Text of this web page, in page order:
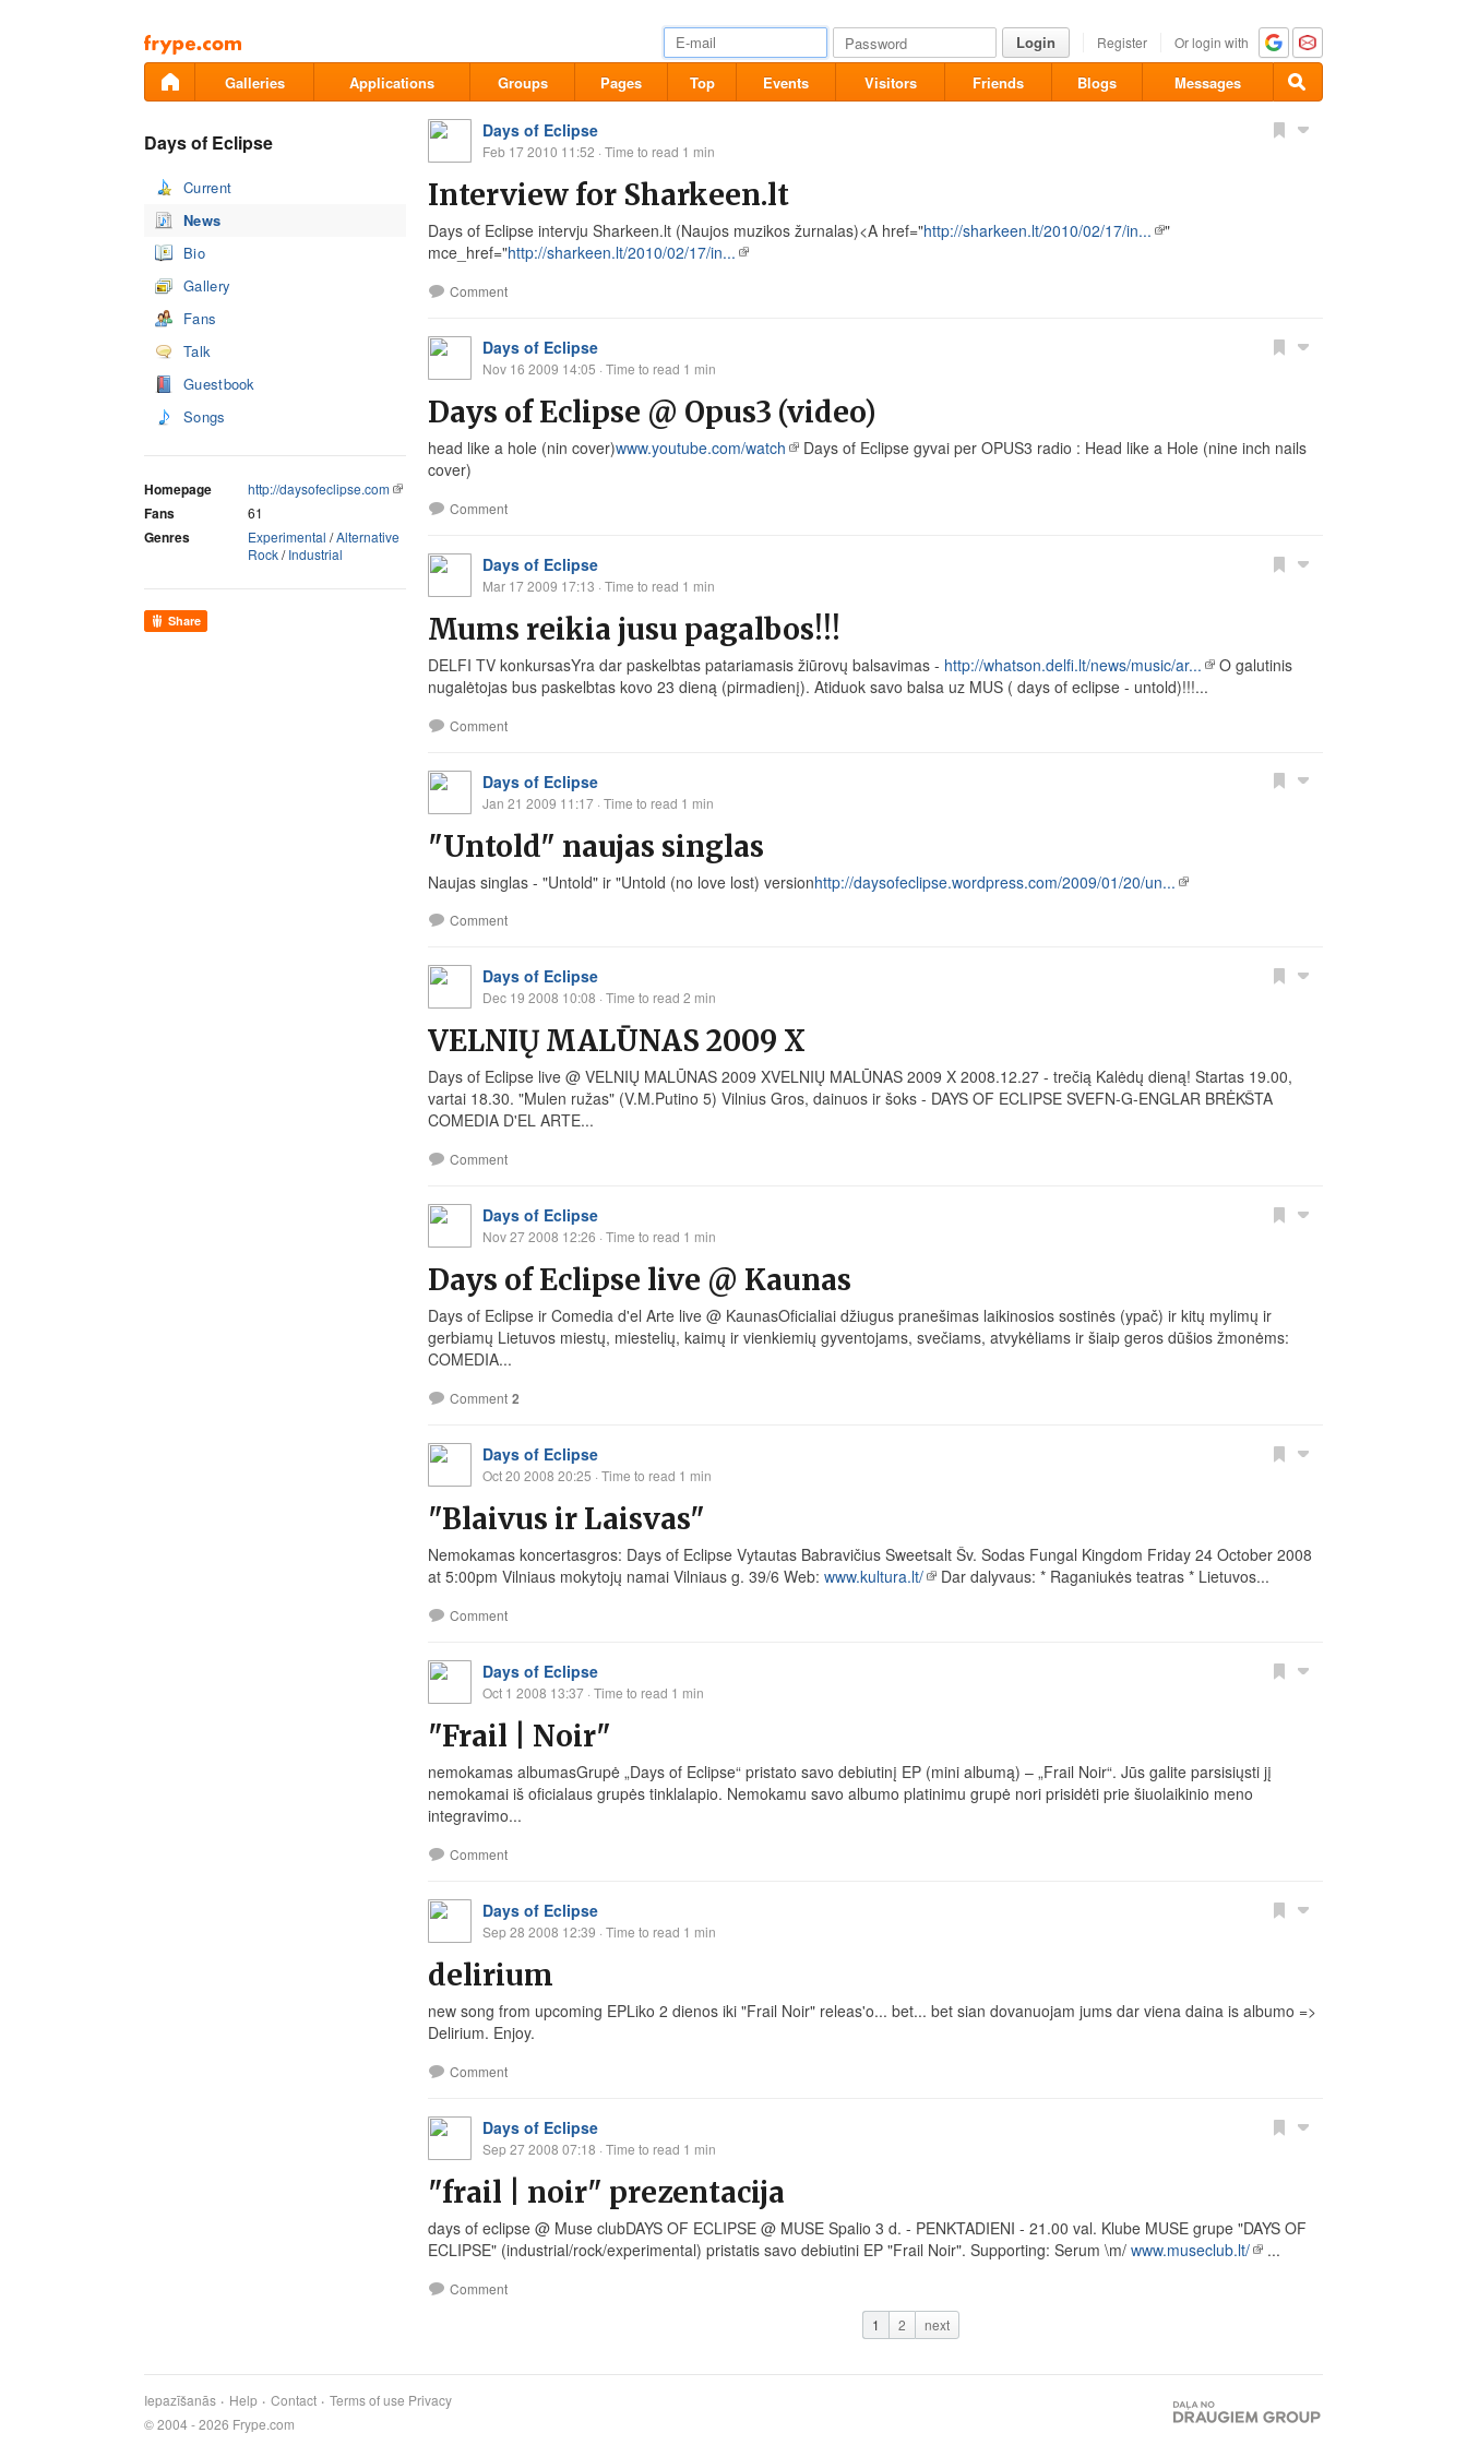
Pāriet
uz
saturu
Login Register Or login with
Galleries Applications Groups Pages Top Events Visitors Friends Blogs Messages
Days of Eclipse
Current
News
Bio
Gallery
Fans
Talk
Guestbook
Songs
Homepage http://daysofeclipse.com
Fans 61
Genres Experimental /Alternative
Rock/Industrial
Share
Days of Eclipse
Feb 17 2010 11:52 · Time to read 1 min
Interview for Sharkeen.lt
Days of Eclipse intervju Sharkeen.lt (Naujos muzikos žurnalas)<A href="http://sharkeen.lt/2010/02/17/in...
"
mce_href="http://sharkeen.lt/2010/02/17/in...
Comment
Days of Eclipse
Nov 16 2009 14:05 · Time to read 1 min
Days of Eclipse @ Opus3 (video)
head like a hole (nin cover)www.youtube.com/watch
Days of Eclipse gyvai per OPUS3 radio : Head like a Hole (nine inch nails
cover)
Comment
Days of Eclipse
Mar 17 2009 17:13 · Time to read 1 min
Mums reikia jusu pagalbos!!!
DELFI TV konkursasYra dar paskelbtas patariamasis žiūrovų balsavimas - http://whatson.delfi.lt/news/music/ar...
O galutinis
nugalėtojas bus paskelbtas kovo 23 dieną (pirmadienį). Atiduok savo balsa uz MUS ( days of eclipse - untold)!!!...
Comment
Days of Eclipse
Jan 21 2009 11:17 · Time to read 1 min
"Untold" naujas singlas
Naujas singlas - "Untold" ir "Untold (no love lost) versionhttp://daysofeclipse.wordpress.com/2009/01/20/un...
Comment
Days of Eclipse
Dec 19 2008 10:08 · Time to read 2 min
VELNIŲ MALŪNAS 2009 X
Days of Eclipse live @ VELNIŲ MALŪNAS 2009 XVELNIŲ MALŪNAS 2009 X 2008.12.27 - trečią Kalėdų dieną! Startas 19.00,
vartai 18.30. "Mulen ružas" (V.M.Putino 5) Vilnius Gros, dainuos ir šoks - DAYS OF ECLIPSE SVEFN-G-ENGLAR BRĖKŠTA
COMEDIA D'EL ARTE...
Comment
Days of Eclipse
Nov 27 2008 12:26 · Time to read 1 min
Days of Eclipse live @ Kaunas
Days of Eclipse ir Comedia d'el Arte live @ KaunasOficialiai džiugus pranešimas laikinosios sostinės (ypač) ir kitų mylimų ir
gerbiamų Lietuvos miestų, miestelių, kaimų ir vienkiemių gyventojams, svečiams, atvykėliams ir šiaip geros dūšios žmonėms:
COMEDIA...
Comment 2
Days of Eclipse
Oct 20 2008 20:25 · Time to read 1 min
"Blaivus ir Laisvas"
Nemokamas koncertasgros: Days of Eclipse Vytautas Babravičius Sweetsalt Šv. Sodas Fungal Kingdom Friday 24 October 2008
at 5:00pm Vilniaus mokytojų namai Vilniaus g. 39/6 Web: www.kultura.lt/ Dar dalyvaus: * Raganiukės teatras * Lietuvos...
Comment
Days of Eclipse
Oct 1 2008 13:37 · Time to read 1 min
"Frail | Noir"
nemokamas albumasGrupė „Days of Eclipse“ pristato savo debiutinį EP (mini albumą) – „Frail Noir“. Jūs galite parsisiųsti jį
nemokamai iš oficialaus grupės tinklalapio. Nemokamu savo albumo platinimu grupė nori prisidėti prie šiuolaikinio meno
integravimo...
Comment
Days of Eclipse
Sep 28 2008 12:39 · Time to read 1 min
delirium
new song from upcoming EPLiko 2 dienos iki "Frail Noir" releas'o... bet... bet sian dovanuojam jums dar viena daina is albumo =>
Delirium. Enjoy.
Comment
Days of Eclipse
Sep 27 2008 07:18 · Time to read 1 min
"frail | noir" prezentacija
days of eclipse @ Muse clubDAYS OF ECLIPSE @ MUSE Spalio 3 d. - PENKTADIENI - 21.00 val. Klube MUSE grupe "DAYS OF
ECLIPSE" (industrial/rock/experimental) pristatis savo debiutini EP "Frail Noir". Supporting: Serum \m/ www.museclub.lt/ ...
Comment
1
2 next
Iepazīšanās Help Contact Terms of use Privacy
© 2004 - 2026 Frype.com